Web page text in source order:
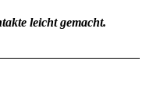
leicht gemacht.